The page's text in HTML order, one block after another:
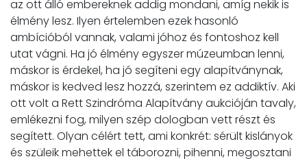
az ott álló embereknek addig mondani, amíg nekik is
élmény lesz. Ilyen értelemben ezek hasonló
ambícióból vannak, valami jóhoz és fontoshoz kell
utat vágni. Ha jó élmény egyszer múzeumban lenni,
máskor is érdekel, ha jó segíteni egy alapítványnak,
máskor is kedved lesz hozzá, szerintem ez addiktív. Aki
ott volt a Rett Szindróma Alapítvány aukcióján tavaly,
emlékezni fog, milyen szép dologban vett részt és
segített. Olyan célért tett, ami konkrét: sérült kislányok
és szüleik mehettek el táborozni, pihenni, megosztani